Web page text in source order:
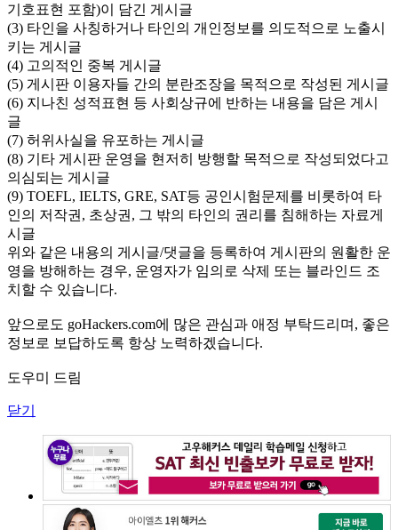
기호표현 포함)이 담긴 게시글
(3) 타인을 사칭하거나 타인의 개인정보를 의도적으로 노출시
키는 게시글
(4) 고의적인 중복 게시글
(5) 게시판 이용자들 간의 분란조장을 목적으로 작성된 게시글
(6) 지나친 성적표현 등 사회상규에 반하는 내용을 담은 게시
글
(7) 허위사실을 유포하는 게시글
(8) 기타 게시판 운영을 현저히 방행할 목적으로 작성되었다고
의심되는 게시글
(9) TOEFL, IELTS, GRE, SAT등 공인시험문제를 비롯하여 타
인의 저작권, 초상권, 그 밖의 타인의 권리를 침해하는 자료게
시글
위와 같은 내용의 게시글/댓글을 등록하여 게시판의 원활한 운
영을 방해하는 경우, 운영자가 임의로 삭제 또는 블라인드 조
치할 수 있습니다.
앞으로도 goHackers.com에 많은 관심과 애정 부탁드리며, 좋은
정보로 보답하도록 항상 노력하겠습니다.
도우미 드림
닫기